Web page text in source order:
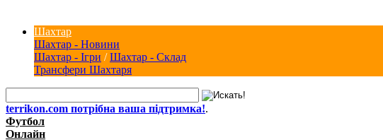
Шахтар
Шахтар - Новини
Шахтар - Ігри /Шахтар - Склад
Трансфери Шахтаря
terrikon.com потрібна ваша підтримка!.
Футбол
Онлайн